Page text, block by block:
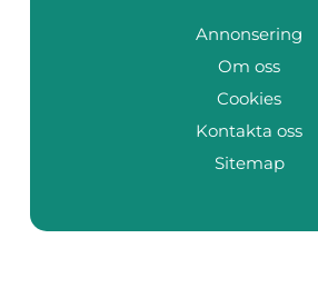
Annonsering
Om oss
Cookies
Kontakta oss
Sitemap